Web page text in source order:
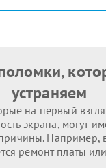
устраняем
на первый
экрана, могут
Например,
ремонт платы